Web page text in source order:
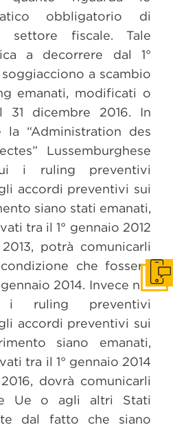
obbligatorio di
settore fiscale. Tale
a decorrere dal 1°
soggiacciono a scambio
emanati, modificati o
dicembre 2016. In
la “Administration des
Lussemburghese
i ruling preventivi
accordi preventivi sui
siano stati emanati,
tra il 1° gennaio 2012
potrà comunicarli
che fossero
2014. Invece nel
ruling preventivi
accordi preventivi sui
siano emanati,
tra il 1° gennaio 2014
dovrà comunicarli
Ue o agli altri Stati
dal fatto che siano
Get